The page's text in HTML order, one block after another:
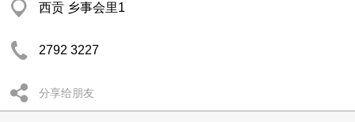
西贡 乡事会里1
2792 3227
分享给朋友